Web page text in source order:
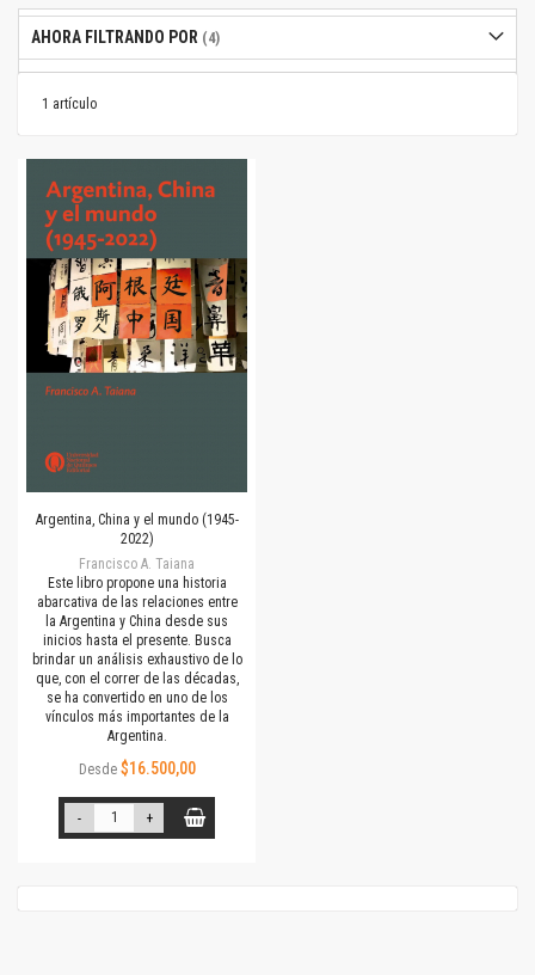
1 artículo
Argentina, China y el mundo (1945-
2022)
Francisco A. Taiana
Este libro propone una historia
abarcativa de las relaciones entre
la Argentina y China desde sus
inicios hasta el presente. Busca
brindar un análisis exhaustivo de lo
que, con el correr de las décadas,
se ha convertido en uno de los
vínculos más importantes de la
Argentina.
Desde $16.500,00
- +
AHORA FILTRANDO POR